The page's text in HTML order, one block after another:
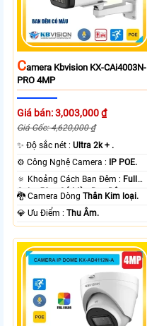
CAmera Kbvision KX-CAi4003N-
PRO 4MP
Giá bán: 3,003,000 ₫
Giá Gốc: 4,620,000 ₫
✨ Độ sắc nét :Ultra 2k + .
⚙ Công Nghệ Camera :
IP POE.
🔅 Khoảng Cách Ban Đêm : Full
Color 50m Có Màu Ban Ðêm.
🐉️ Camera DòngThân Kim loại.
️💎 Ưu Điểm :Thu Âm.